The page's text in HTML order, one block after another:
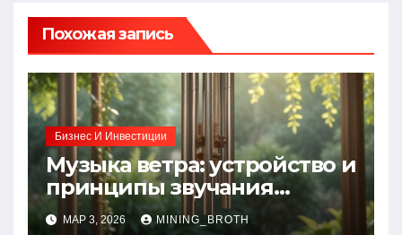
Похожая запись
Бизнес И Инвестиции
Музыка ветра: устройство и
принципы звучания
колокольчиков
МАР 3, 2026 MINING_BROTH